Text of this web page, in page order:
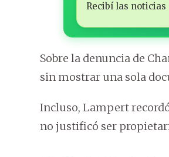
Recibí las noticias
Sobre la denuncia de
sin mostrar una sola
Incluso, Lampert
no justificó ser